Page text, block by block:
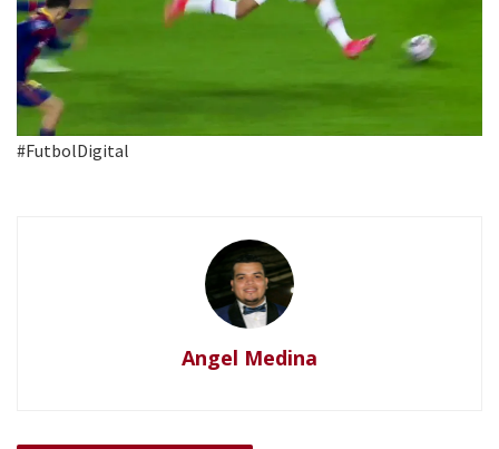
#FutbolDigital
Angel Medina